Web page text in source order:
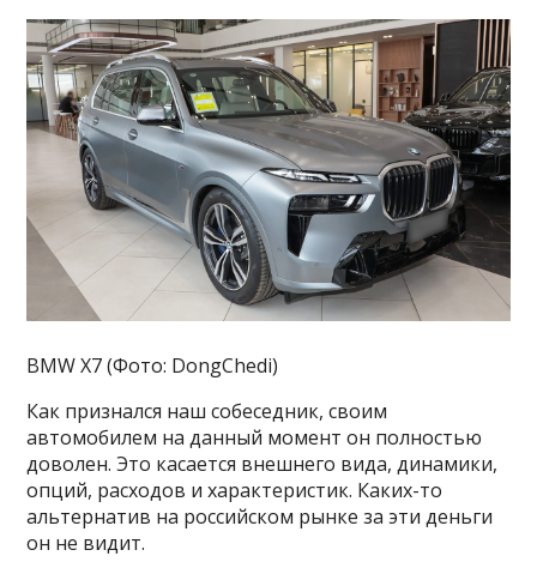
BMW X7 (Фото: DongChedi)
Как признался наш собеседник, своим
автомобилем на данный момент он полностью
доволен. Это касается внешнего вида, динамики,
опций, расходов и характеристик. Каких-то
альтернатив на российском рынке за эти деньги
он не видит.